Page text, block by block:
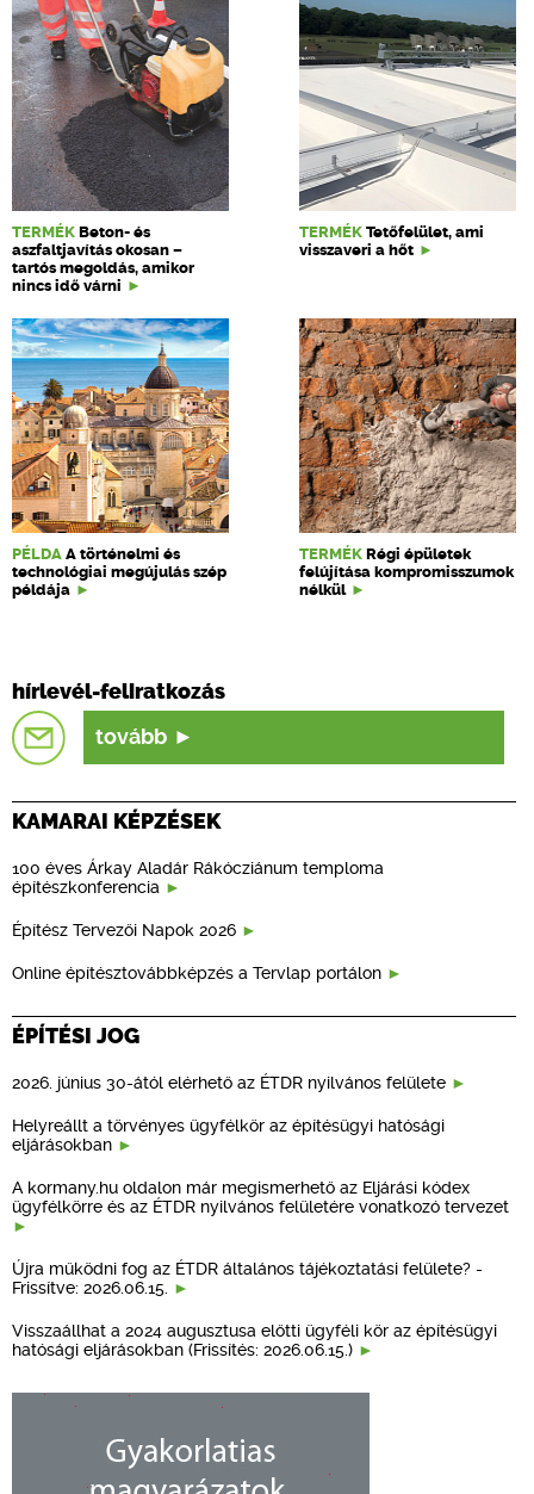
TERMÉK Beton- és
aszfaltjavítás okosan –
tartós megoldás, amikor
nincs idő várni
TERMÉK Tetőfelület, ami
visszaveri a hőt
PÉLDA A történelmi és
technológiai megújulás szép
példája
TERMÉK Régi épületek
felújítása kompromisszumok
nélkül
hírlevél-feliratkozás
tovább
KAMARAI KÉPZÉSEK
100 éves Árkay Aladár Rákócziánum temploma
építészkonferencia
Építész Tervezői Napok 2026
Online építésztovábbképzés a Tervlap portálon
ÉPÍTÉSI JOG
2026. június 30-ától elérhető az ÉTDR nyilvános felülete
Helyreállt a törvényes ügyfélkör az építésügyi hatósági
eljárásokban
A kormany.hu oldalon már megismerhető az Eljárási kódex
ügyfélkörre és az ÉTDR nyilvános felületére vonatkozó tervezet
Újra működni fog az ÉTDR általános tájékoztatási felülete? -
Frissítve: 2026.06.15.
Visszaállhat a 2024 augusztusa előtti ügyféli kör az építésügyi
hatósági eljárásokban (Frissítés: 2026.06.15.)